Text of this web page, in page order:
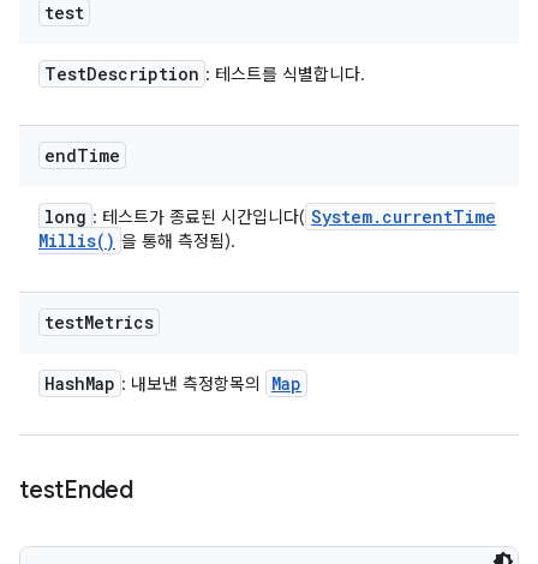
test
TestDescription : 테스트를 식별합니다.
endTime
long : 테스트가 종료된 시간입니다( System. currentTime
Millis( ) 을 통해 측정됨).
testMetrics
HashMap : 내보낸 측정항목의 Map
testEnded